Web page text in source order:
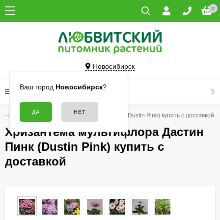
0
Новосибирск
Ваш город Новосибирск?
КАТАЛОГ ТОВАРОВ
Хризантема мультифлора Дастин Пинк (Dustin Pink) купить с доставкой
Хризантема мультифлора Дастин
Пинк (Dustin Pink) купить с
доставкой